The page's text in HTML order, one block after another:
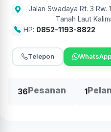
Jalan Swadaya Rt. 3 Rw.
Tanah Laut
HP: 0852-1193-8822
Telepon WhatsApp
36Pesanan 1